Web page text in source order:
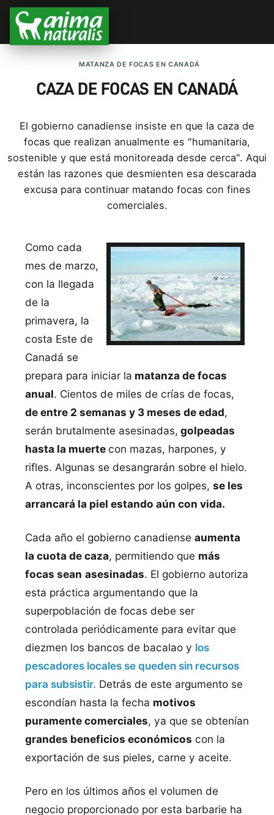
MATANZA DE FOCAS EN CANADÁ
CAZA DE FOCAS EN CANADÁ
El gobierno canadiense insiste en que la caza de
focas que realizan anualmente es "humanitaria,
sostenible y que está monitoreada desde cerca". Aqui
están las razones que desmienten esa descarada
excusa para continuar matando focas con fines
comerciales.
Como cada
mes de marzo,
con la llegada
de la
primavera, la
costa Este de
Canadá se
prepara para iniciar la matanza de focas
anual. Cientos de miles de crías de focas,
de entre 2 semanas y 3 meses de edad,
serán brutalmente asesinadas, golpeadas
hasta la muertecon mazas, harpones, y
rifles. Algunas se desangrarán sobre el hielo.
A otras, inconscientes por los golpes, se les
arrancará la piel estando aún con vida.
Cada año el gobierno canadiense aumenta
la cuota de caza, permitiendo que más
focas sean asesinadas. El gobierno autoriza
esta práctica argumentando que la
superpoblación de focas debe ser
controlada periódicamente para evitar que
diezmen los bancos de bacalao y los
pescadores locales se queden sin recursos
para subsistir. Detrás de este argumento se
escondían hasta la fecha motivos
puramente comerciales, ya que se obtenían
grandes beneficios económicos con la
exportación de sus pieles, carne y aceite.
Pero en los últimos años el volumen de
negocio proporcionado por esta barbarie ha